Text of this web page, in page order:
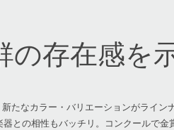
の存在感を
たなカラー・バリエーションがライ
器との相性もバッチリ。コンクールで金